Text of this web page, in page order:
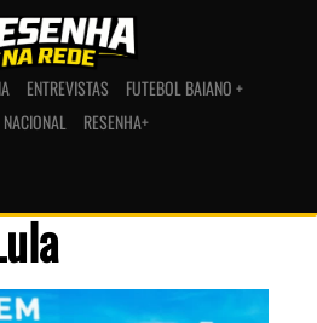
ENTREVISTAS
FUTEBOL BAIANO +
RESENHA+